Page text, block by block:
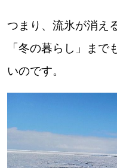
つまり、流氷が消え
「冬の暮らし」ま
いのです。